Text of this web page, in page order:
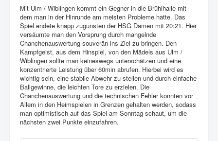
Mit Ulm / Wiblingen kommt ein Gegner in die Brühlhalle mit
dem man in der Hinrunde am meisten Probleme hatte. Das
Spiel endete knapp zugunsten der HSG Damen mit 20:21. Hier
versäumte man den Vorsprung durch mangelnde
Chanchenauswertung souverän ins Ziel zu bringen. Den
Kampfgeist, aus dem Hinspiel, von den Mädels aus Ulm /
Wiblingen sollte man keineswegs unterschätzen und eine
konzentrierte Leistung über 60min abrufen. Hierbei wird es
wichtig sein, eine stabile Abwehr zu stellen und durch einfache
Ballgewinne, die leichten Tore zu erzielen. Die
Chanchenauswertung und die technischen Fehler konnten vor
Allem in den Heimspielen in Grenzen gehalten werden, sodass
man optimistisch auf das Spiel am Sonntag schaut, um die
nächsten zwei Punkte einzufahren.